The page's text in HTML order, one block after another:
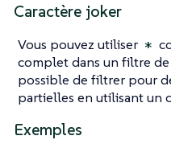
Caractère joker
Vous pouvez utiliser *
complet dans un filtre de
possible de filtrer pour
partielles en utilisant un
Exemples